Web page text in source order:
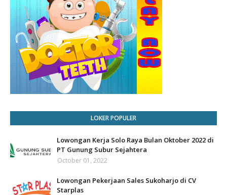
LOKER POPULER
Lowongan Kerja Solo Raya Bulan Oktober 2022 di
PT Gunung Subur Sejahtera
October 01, 2022
Lowongan Pekerjaan Sales Sukoharjo di CV
Starplas